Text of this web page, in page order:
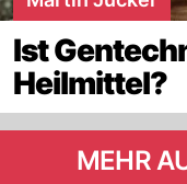
Ist
Heilmittel?
MEHR